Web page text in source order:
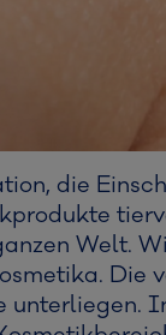
die
Welt.
Die